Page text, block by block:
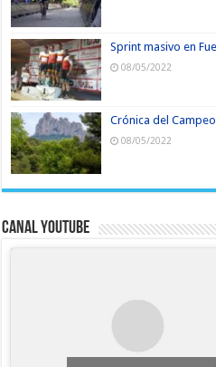
Sprint masivo en
08/05/2022
Crónica del
08/05/2022
Canal YouTube